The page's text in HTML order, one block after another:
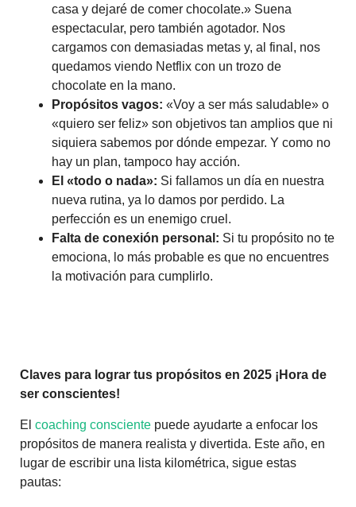
casa y dejaré de comer chocolate.» Suena
espectacular, pero también agotador. Nos
cargamos con demasiadas metas y, al final, nos
quedamos viendo Netflix con un trozo de
chocolate en la mano.
Propósitos vagos: «Voy a ser más saludable» o
«quiero ser feliz» son objetivos tan amplios que ni
siquiera sabemos por dónde empezar. Y como no
hay un plan, tampoco hay acción.
El «todo o nada»: Si fallamos un día en nuestra
nueva rutina, ya lo damos por perdido. La
perfección es un enemigo cruel.
Falta de conexión personal: Si tu propósito no te
emociona, lo más probable es que no encuentres
la motivación para cumplirlo.
Claves para lograr tus propósitos en 2025 ¡Hora de
ser conscientes!
El coaching consciente puede ayudarte a enfocar los
propósitos de manera realista y divertida. Este año, en
lugar de escribir una lista kilométrica, sigue estas
pautas: